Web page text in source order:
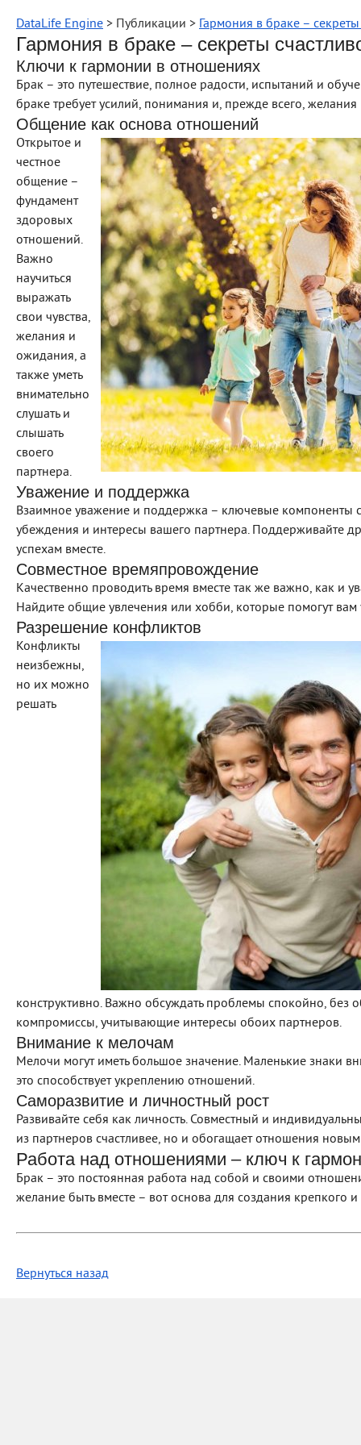
DataLife Engine > Публикации > Гармония в браке –
Гармония в браке – секреты
Ключи к гармонии в отношениях
Брак – это путешествие, полное радости, испытаний и
браке требует усилий, понимания и, прежде всего,
Общение как основа отношений
Открытое и
честное
общение –
фундамент
здоровых
отношений.
Важно
научиться
выражать
свои чувства,
желания и
ожидания, а
также уметь
внимательно
слушать и
слышать
своего
партнера.
Уважение и поддержка
Взаимное уважение и поддержка – ключевые компоненты
убеждения и интересы вашего партнера. Поддерживайте
успехам вместе.
Совместное времяпровождение
Качественно проводить время вместе так же важно, как и
Найдите общие увлечения или хобби, которые помогут вам
Разрешение конфликтов
Конфликты
неизбежны,
но их можно
решать
конструктивно. Важно обсуждать проблемы спокойно, без
компромиссы, учитывающие интересы обоих партнеров.
Внимание к мелочам
Мелочи могут иметь большое значение. Маленькие знаки
это способствует укреплению отношений.
Саморазвитие и личностный рост
Развивайте себя как личность. Совместный и
из партнеров счастливее, но и обогащает отношения
Работа над отношениями – ключ к
Брак – это постоянная работа над собой и своими
желание быть вместе – вот основа для создания крепкого и
Вернуться назад